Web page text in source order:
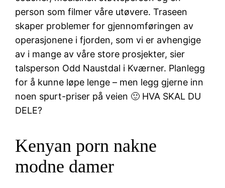
person som filmer våre utøvere. Traseen
skaper problemer for gjennomføringen av
operasjonene i fjorden, som vi er avhengige
av i mange av våre store prosjekter, sier
talsperson Odd Naustdal i Kværner. Planlegg
for å kunne løpe lenge – men legg gjerne inn
noen spurt-priser på veien 🙂 HVA SKAL DU
DELE?
Kenyan porn nakne
modne damer